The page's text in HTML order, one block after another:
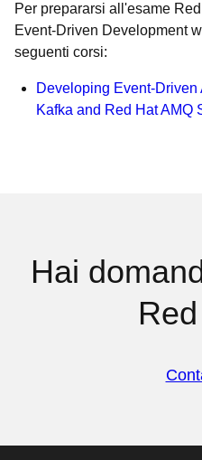
Per prepararsi all'esame
Event-Driven Development
seguenti corsi:
Developing Event-
Kafka and Red Hat AMQ
Hai